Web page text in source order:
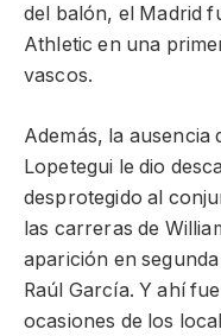
del balón, el Madrid
Athletic en una
vascos.
Además, la ausencia
Lopetegui le dio
desprotegido al
las carreras de
aparición en
Raúl García. Y ahí
ocasiones de los